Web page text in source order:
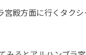
宮殿方面に行くタクシ